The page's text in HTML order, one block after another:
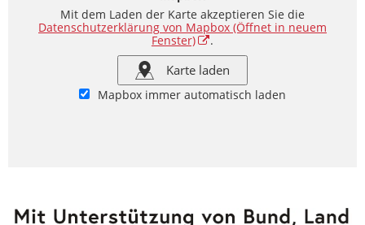
Mit dem Laden der Karte akzeptieren Sie die
Datenschutzerklärung von Mapbox (Öffnet in neuem
Fenster)
.
Karte laden
Mapbox immer automatisch laden